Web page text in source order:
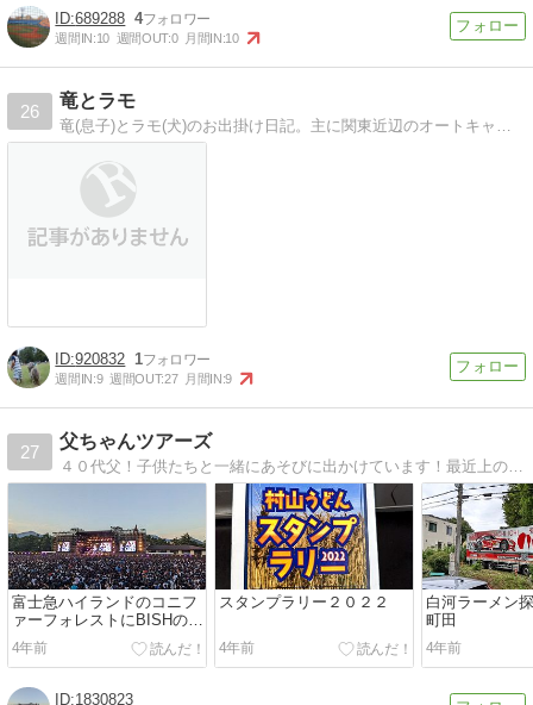
689288 4
週間IN:10 週間OUT:0 月間IN:10
26
竜とラモ
920832 1
週間IN:9 週間OUT:27 月間IN:9
27
父ちゃんツアーズ
４０代父！子供たちと一緒にあそびに出かけています！最近上の娘が大きくなってきたので、なかなか遊んでもらえなくて、一人で関東１００名山挑戦したりしてます。
富士急ハイランドのコニフ
ァーフォレストにBISHのラ
イブに行ってきまた。
4年前
スタンプラリー２０２２
4年前
白河ラーメン
町田
4年前
1830823